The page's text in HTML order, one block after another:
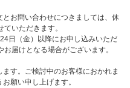
お問い合わせにつきましては、休
いただきます。
日（金）以降にお申し込みいただ
届けとなる場合がございます。
す。ご検討中のお客様におかれま
願い申し上げます。